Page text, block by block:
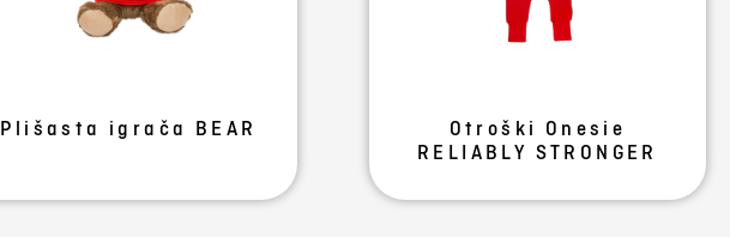
Plišasta igrača BEAR
Otroški Onesie
RELIABLY STRONGER